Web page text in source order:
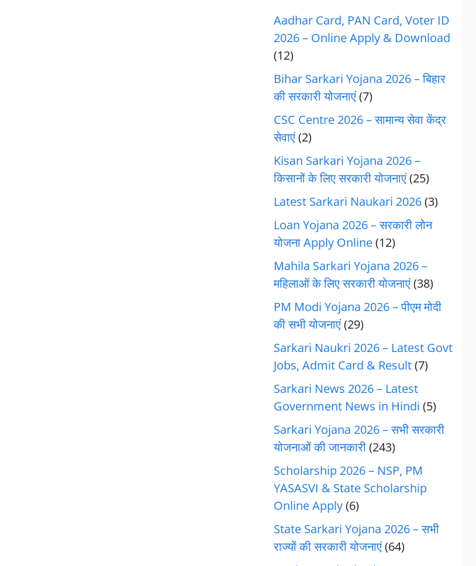
Aadhar Card, PAN Card, Voter ID
2026 – Online Apply & Download
(12)
Bihar Sarkari Yojana 2026 – बिहार
की सरकारी योजनाएं(7)
CSC Centre 2026 – सामान्य सेवा केंद्र
सेवाएं(2)
Kisan Sarkari Yojana 2026 –
किसानों के लिए सरकारी योजनाएं(25)
Latest Sarkari Naukari 2026(3)
Loan Yojana 2026 – सरकारी लोन
योजना Apply Online(12)
Mahila Sarkari Yojana 2026 –
महिलाओं के लिए सरकारी योजनाएं(38)
PM Modi Yojana 2026 – पीएम मोदी
की सभी योजनाएं(29)
Sarkari Naukri 2026 – Latest Govt
Jobs, Admit Card & Result(7)
Sarkari News 2026 – Latest
Government News in Hindi (5)
Sarkari Yojana 2026 – सभी सरकारी
योजनाओं की जानकारी(243)
Scholarship 2026 – NSP, PM
YASASVI & State Scholarship
Online Apply(6)
State Sarkari Yojana 2026 – सभी
राज्यों की सरकारी योजनाएं(64)